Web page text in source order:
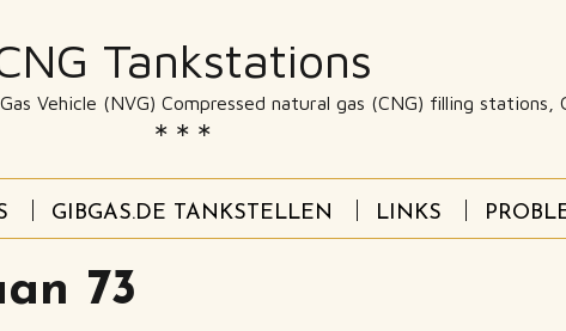
Tankstations
Vehicle (NVG) Compressed natural gas (CNG) filling stations,
GIBGAS.DE TANKSTELLEN LINKS
73